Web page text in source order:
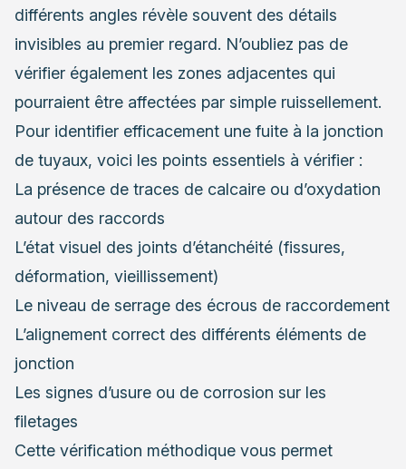
différents angles révèle souvent des détails
invisibles au premier regard. N’oubliez pas de
vérifier également les zones adjacentes qui
pourraient être affectées par simple ruissellement.
Pour identifier efficacement une fuite à la jonction
de tuyaux, voici les points essentiels à vérifier :
La présence de traces de calcaire ou d’oxydation
autour des raccords
L’état visuel des joints d’étanchéité (fissures,
déformation, vieillissement)
Le niveau de serrage des écrous de raccordement
L’alignement correct des différents éléments de
jonction
Les signes d’usure ou de corrosion sur les
filetages
Cette vérification méthodique vous permet